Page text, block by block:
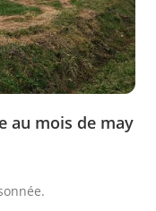
au mois de may